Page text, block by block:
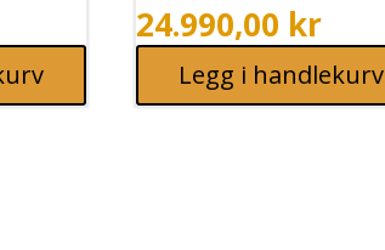
24.990,00 kr
Legg i handlekurv